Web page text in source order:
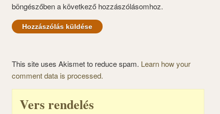
böngészőben a következő hozzászólásomhoz.
This site uses Akismet to reduce spam. Learn how your
comment data is processed.
Vers rendelés